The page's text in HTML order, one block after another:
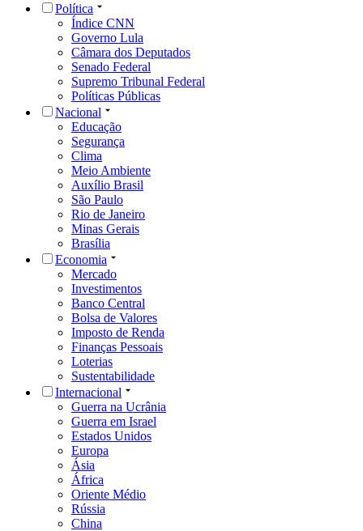
Política
Índice CNN
Governo Lula
Câmara dos Deputados
Senado Federal
Supremo Tribunal Federal
Políticas Públicas
Nacional
Educação
Segurança
Clima
Meio Ambiente
Auxílio Brasil
São Paulo
Rio de Janeiro
Minas Gerais
Brasília
Economia
Mercado
Investimentos
Banco Central
Bolsa de Valores
Imposto de Renda
Finanças Pessoais
Loterias
Sustentabilidade
Internacional
Guerra na Ucrânia
Guerra em Israel
Estados Unidos
Europa
Ásia
África
Oriente Médio
Rússia
China